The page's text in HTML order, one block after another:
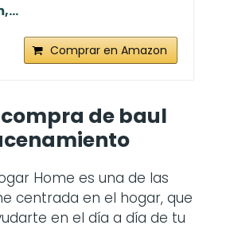
Comprar en Amazon
de baul
Home es una de las
centrada en el hogar, que
en el día a día de tu